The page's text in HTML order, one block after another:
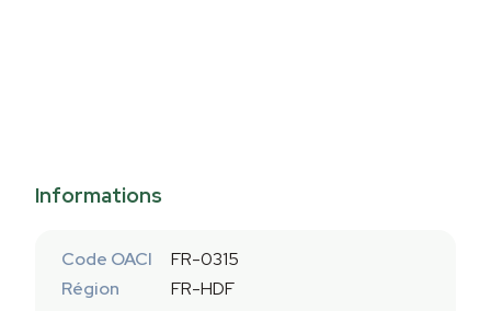
Informations
Code OACI
FR-0315
Région
FR-HDF